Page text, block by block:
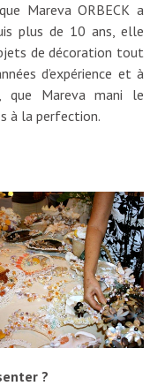
Mareva ORBECK a
plus de 10 ans, elle
de décoration tout
d’expérience et à
que Mareva mani le
à la perfection.
?